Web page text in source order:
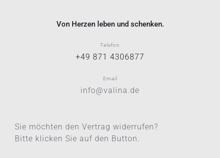
Von Herzen leben und schenken.
Telefon
+49 871 4306877
Email
info@valina.de
Sie möchten den Vertrag widerrufen?
Bitte klicken Sie auf den Button.